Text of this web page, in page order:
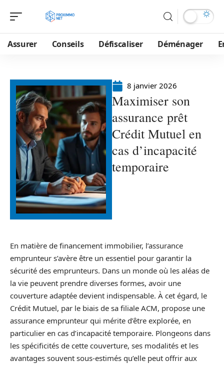
Assurer Conseils Défiscaliser Déménager
8 janvier 2026
Maximiser son
assurance prêt
Crédit Mutuel en
cas d’incapacité
temporaire
En matière de financement immobilier, l’assurance
emprunteur s’avère être un essentiel pour garantir la
sécurité des emprunteurs. Dans un monde où les aléas de
la vie peuvent prendre diverses formes, avoir une
couverture adaptée devient indispensable. À cet égard, le
Crédit Mutuel, par le biais de sa filiale ACM, propose une
assurance emprunteur qui mérite d’être explorée, en
particulier en cas d’incapacité temporaire. Plongeons dans
les spécificités de cette couverture, ses modalités et les
avantages souvent sous-estimés qu’elle peut offrir aux